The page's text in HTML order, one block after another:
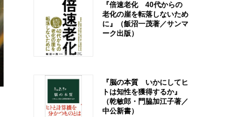
『倍速老化 40代からの
老化の崖を転落しないため
に』（飯沼一茂著／サンマ
ーク出版）
『脳の本質 いかにしてヒ
トは知性を獲得するか』
（乾敏郎・門脇加江子著／
中公新書）